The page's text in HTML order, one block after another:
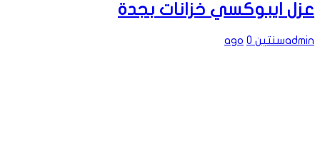
عزل ايبوكسي خزانات بجدة
adminسنتين ago 0